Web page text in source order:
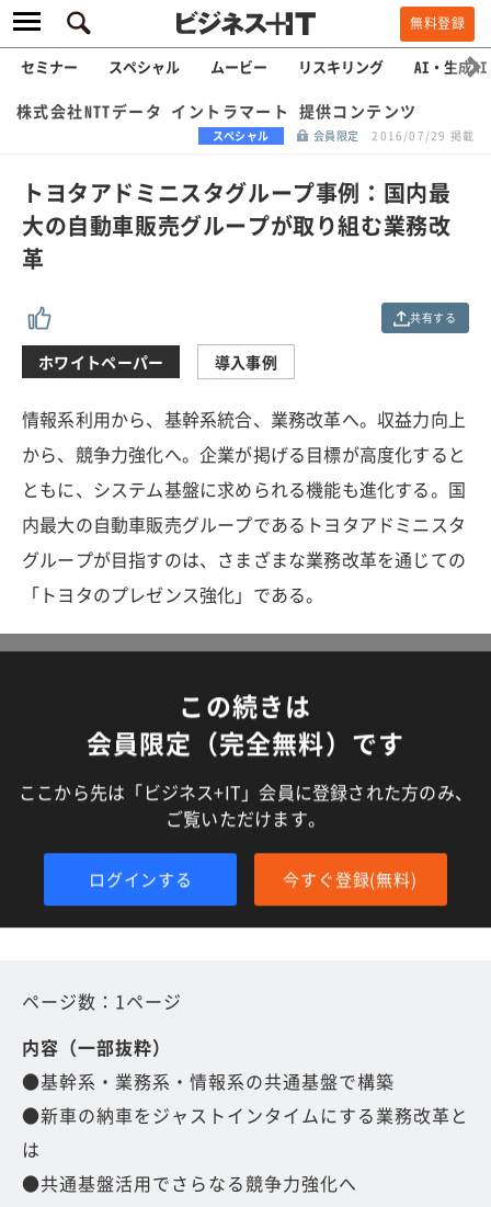
無料登録
セミナー スペシャル ムービー リスキリング AI・生成AI
株式会社NTTデータ イントラマート 提供コンテンツ
スペシャル 会員限定 2016/07/29 掲載
トヨタアドミニスタグループ事例：国内最
大の自動車販売グループが取り組む業務改
革
共有する
ホワイトペーパー 導入事例
情報系利用から、基幹系統合、業務改革へ。収益力向上
から、競争力強化へ。企業が掲げる目標が高度化すると
ともに、システム基盤に求められる機能も進化する。国
内最大の自動車販売グループであるトヨタアドミニスタ
グループが目指すのは、さまざまな業務改革を通じての
「トヨタのプレゼンス強化」である。
この続きは
会員限定（完全無料）です
ここから先は「ビジネス+IT」会員に登録された方のみ、
ご覧いただけます。
ログインする 今すぐ登録(無料)
ページ数：1ページ
内容（一部抜粋）
●基幹系・業務系・情報系の共通基盤で構築
●新車の納車をジャストインタイムにする業務改革と
は
●共通基盤活用でさらなる競争力強化へ